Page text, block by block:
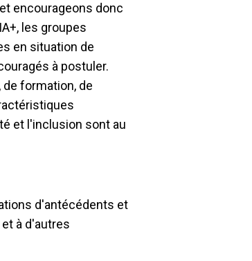
encourageons donc
les groupes
en situation de
à postuler.
formation, de
et l'inclusion sont au
d'antécédents et
à d'autres